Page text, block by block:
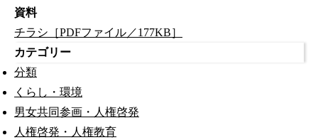
資料
チラシ［PDFファイル／177KB］
カテゴリー
分類
くらし・環境
男女共同参画・人権啓発
人権啓発・人権教育